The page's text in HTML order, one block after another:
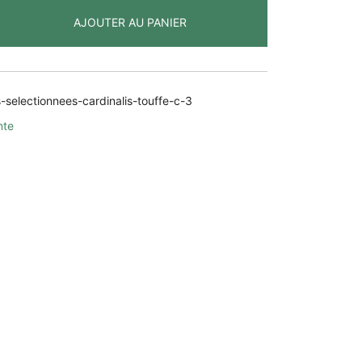
AJOUTER AU PANIER
selectionnees-cardinalis-touffe-c-3